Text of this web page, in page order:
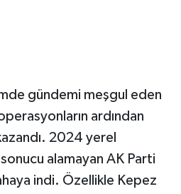
gündemi meşgul eden
ardından
2024 yerel
alamayan AK Parti
indi. Özellikle Kepez